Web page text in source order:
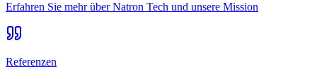
Erfahren Sie mehr über Natron Tech und unsere Mission
Referenzen